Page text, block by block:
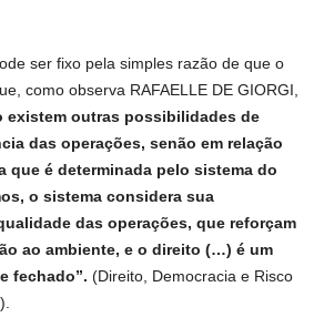
ser fixo pela simples razão de que o
como observa RAFAELLE DE GIORGI,
existem outras possibilidades de
das operações, senão em relação
que é determinada pelo sistema do
o sistema considera sua
das operações, que reforçam
ao ambiente, e o direito (…) é um
fechado”. (Direito, Democracia e Risco